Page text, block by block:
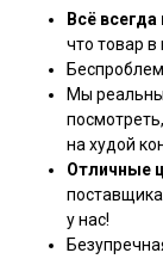
Всё всегда
что товар в
Мы
на худой
Отличные
у нас!